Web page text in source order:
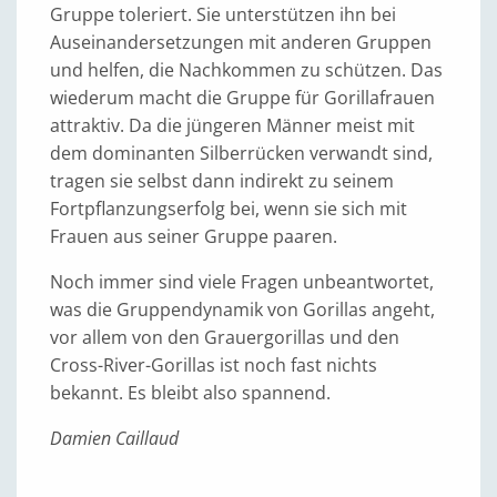
Gruppe toleriert. Sie unterstützen ihn bei
Auseinandersetzungen mit anderen Gruppen
und helfen, die Nachkommen zu schützen. Das
wiederum macht die Gruppe für Gorillafrauen
attraktiv. Da die jüngeren Männer meist mit
dem dominanten Silberrücken verwandt sind,
tragen sie selbst dann indirekt zu seinem
Fortpflanzungserfolg bei, wenn sie sich mit
Frauen aus seiner Gruppe paaren.
Noch immer sind viele Fragen unbeantwortet,
was die Gruppendynamik von Gorillas angeht,
vor allem von den Grauergorillas und den
Cross-River-Gorillas ist noch fast nichts
bekannt. Es bleibt also spannend.
Damien Caillaud